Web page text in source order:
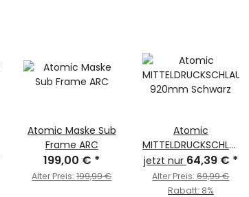
Atomic Maske Sub
Frame ARC
199,00 € *
Alter Preis:199,99 €
Atomic
MITTELDRUCKSCHLAUCH
920mm Schwarz
jetzt nur 64,39 € *
Alter Preis:69,99 €
Rabatt: 8%